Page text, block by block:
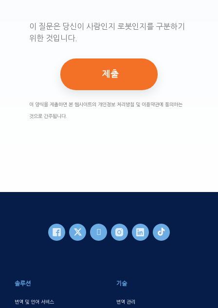
이 질문은 당신이 사람인지 로봇인지를 구분하기
위한 것입니다.
이 양식을 제출하면 본 웹사이트의 개인정보 처리방침 및 이용약관에 동의하는
것으로 간주됩니다.
솔루션
번역 및 언어 서비스
기술
번역 관리